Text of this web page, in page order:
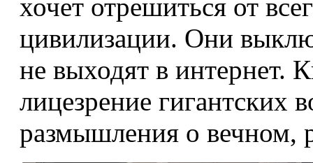
хочет отрешиться от
цивилизации. Они
не выходят в интернет.
лицезрение гигантских
размышления о вечном,